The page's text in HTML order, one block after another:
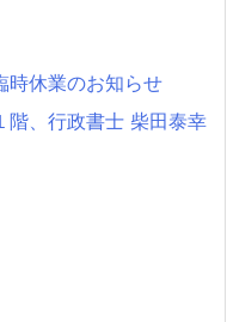
時休業のお知らせ
階、行政書士 柴田泰幸